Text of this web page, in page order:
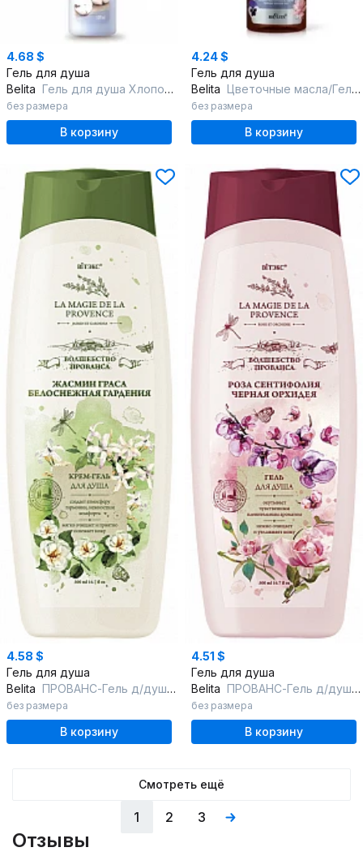
4.68 $
Гель для душа
Belita Гель для душа Хлопок и Лаванда
без размера
В корзину
4.24 $
Гель для душа
Belita Цветочные масла/Гель-парфюм для душа "Нежный ирис & Цветок апельсина"
без размера
В корзину
4.58 $
Гель для душа
Belita ПРОВАНС-Гель д/душа "ЖАСМИН Граса Белоснежная гардения", 500м
без размера
В корзину
4.51 $
Гель для душа
Belita ПРОВАНС-Гель д/душа "РОЗА сентифолия Черная орхидея"
без размера
В корзину
Смотреть ещё
1 2 3
Отзывы